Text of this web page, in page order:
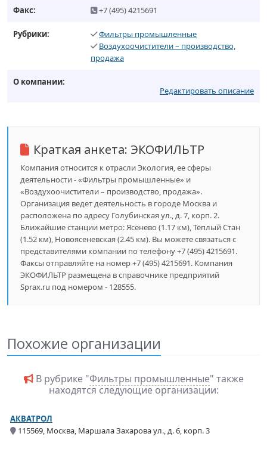
Факс: +7 (495) 4215691
Рубрики:
Фильтры промышленные
Воздухоочистители – производство,
продажа
О компании:
Редактировать описание
Краткая анкета: ЭКОФИЛЬТР
Компания относится к отрасли Экология, ее сферы
деятельности - «Фильтры промышленные» и
«Воздухоочистители – производство, продажа».
Организация ведет деятельность в городе Москва и
расположена по адресу Голубинская ул., д. 7, корп. 2.
Ближайшие станции метро: Ясенево (1.17 км), Тёплый Стан
(1.52 км), Новоясеневская (2.45 км). Вы можете связаться с
представителями компании по телефону +7 (495) 4215691.
Факсы отправляйте на номер +7 (495) 4215691. Компания
ЭКОФИЛЬТР размещена в справочнике предприятий
Sprax.ru под номером - 128555.
Похожие организации
В рубрике "Фильтры промышленные" также
находятся следующие организации:
АКВАТРОЛ
115569, Москва, Маршала Захарова ул., д. 6, корп. 3